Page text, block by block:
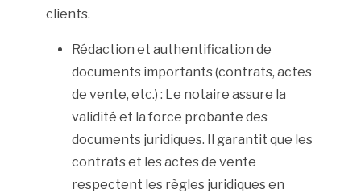
clients.
Rédaction et authentification de
documents importants (contrats, actes
de vente, etc.) : Le notaire assure la
validité et la force probante des
documents juridiques. Il garantit que les
contrats et les actes de vente
respectent les règles juridiques en